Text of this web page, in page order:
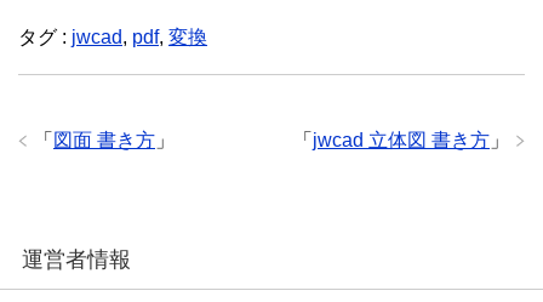
タグ : jwcad, pdf, 変換
「 jwcad 立体図 書き方 」
「 図面 書き方 」
運営者情報